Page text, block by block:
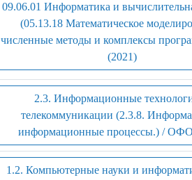
09.06.01 Информатика и
(05.13.18 Математическое
численные методы и комплексы
(2021)
2.3. Информационные
телекоммуникации (2.3.8.
информационные процессы.) /
1.2. Компьютерные науки и